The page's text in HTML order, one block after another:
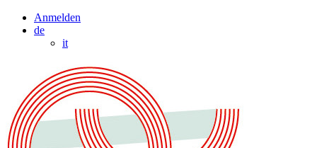
Anmelden
de
it